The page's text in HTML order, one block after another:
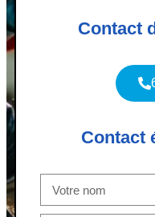
Contact
Contact